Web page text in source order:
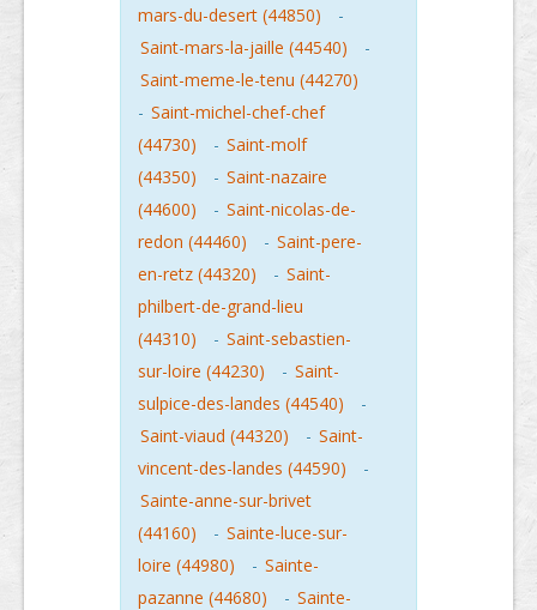
mars-du-desert (44850)
-
Saint-mars-la-jaille (44540)
-
Saint-meme-le-tenu (44270)
- Saint-michel-chef-chef
(44730)
- Saint-molf
(44350)
- Saint-nazaire
(44600)
- Saint-nicolas-de-
redon (44460)
- Saint-pere-
en-retz (44320)
- Saint-
philbert-de-grand-lieu
(44310)
- Saint-sebastien-
sur-loire (44230)
- Saint-
sulpice-des-landes (44540)
-
Saint-viaud (44320)
- Saint-
vincent-des-landes (44590)
-
Sainte-anne-sur-brivet
(44160)
- Sainte-luce-sur-
loire (44980)
- Sainte-
pazanne (44680)
- Sainte-